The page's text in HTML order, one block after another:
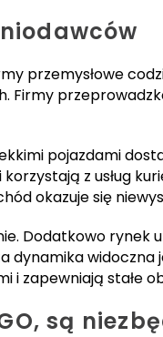
przemysłowe
pojazdami
z usług
okazuje się
Dodatkowo rynek
widoczna
zapewniają stałe
są